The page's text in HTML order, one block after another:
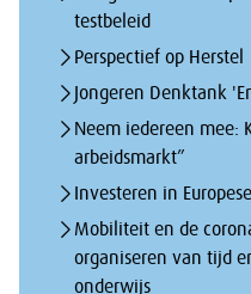
testbeleid
Perspectief op Herstel
Jongeren Denktank
Neem iedereen mee:
arbeidsmarkt”
Investeren in
Mobiliteit en de
organiseren van tijd
onderwijs